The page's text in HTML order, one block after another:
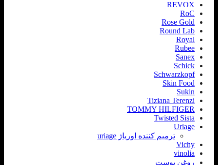
REVOX
RoC
Rose Gold
Round Lab
Royal
Rubee
Sanex
Schick
Schwarzkopf
Skin Food
Sukin
Tiziana Terenzi
TOMMY HILFIGER
Twisted Sista
Uriage
ترمیم کننده اوریاژ uriage
Vichy
vinolia
روغن پوست